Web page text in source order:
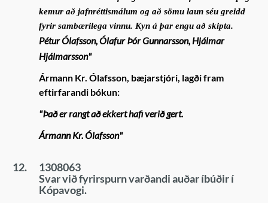
kemur að jafnréttismálum og að sömu laun séu greidd
fyrir sambærilega vinnu. Kyn á þar engu að skipta.
Pétur Ólafsson, Ólafur Þór Gunnarsson, Hjálmar
Hjálmarsson"
Ármann Kr. Ólafsson, bæjarstjóri, lagði fram
eftirfarandi bókun:
"Það er rangt að ekkert hafi verið gert.
Ármann Kr. Ólafsson"
12.
1308063
Svar við fyrirspurn varðandi auðar íbúðir í
Kópavogi.